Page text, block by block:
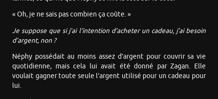
« Oh, je ne sais pas combien ça coûte. »
Je suppose que si j’ai l’intention d’acheter un cadeau, j’ai besoin
d’argent, non ?
Néphy possédait au moins assez d’argent pour couvrir sa vie
quotidienne, mais cela lui avait été donné par Zagan. Elle
voulait gagner toute seule l’argent utilisé pour un cadeau pour
lui.